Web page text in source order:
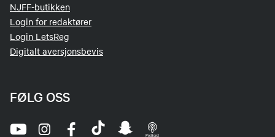
NJFF-butikken
Login for redaktører
Login LetsReg
Digitalt aversjonsbevis
FØLG OSS